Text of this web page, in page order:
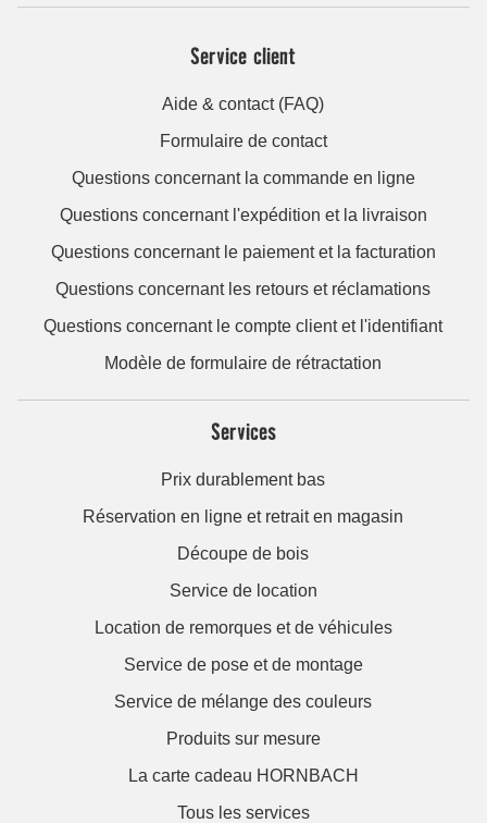
Service client
Aide & contact (FAQ)
Formulaire de contact
Questions concernant la commande en ligne
Questions concernant l'expédition et la livraison
Questions concernant le paiement et la facturation
Questions concernant les retours et réclamations
Questions concernant le compte client et l'identifiant
Modèle de formulaire de rétractation
Services
Prix durablement bas
Réservation en ligne et retrait en magasin
Découpe de bois
Service de location
Location de remorques et de véhicules
Service de pose et de montage
Service de mélange des couleurs
Produits sur mesure
La carte cadeau HORNBACH
Tous les services